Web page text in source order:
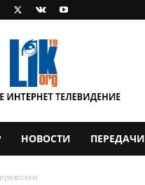
НОВОСТИ ПЕРЕДАЧИ